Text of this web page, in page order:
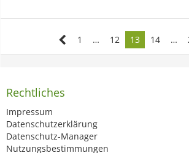
1 … 12 13 14 …
Rechtliches
Impressum
Datenschutzerklärung
Datenschutz-Manager
Nutzungsbestimmungen